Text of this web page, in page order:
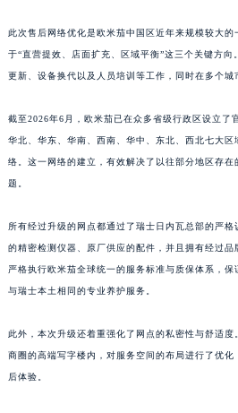
此次售后网络优化是欧米茄中国区近年来规模较大
于“直营提效、店面扩充、区域平衡”这三个关键方
更新、设备换代以及人员培训等工作，同时在多个城
截至2026年6月，欧米茄已在众多省级行政区设立了
华北、华东、华南、西南、华中、东北、西北七大区
络。这一网络的建立，有效解决了以往部分地区存在
题。
所有经过升级的网点都通过了瑞士日内瓦总部的严
的精密检测仪器、原厂供应的配件，并且拥有经过
严格执行欧米茄全球统一的服务标准与质保体系，
与瑞士本土相同的专业养护服务。
此外，本次升级还着重强化了网点的私密性与舒适
商圈的高端写字楼内，对服务空间的布局进行了优
后体验。